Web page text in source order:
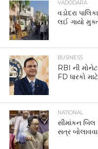
VADODARA
વડોદરા
લઈ ગાયો
BUSINESS
RBI ની
FD ધારકો
NATIONAL
સીમાંકન
સત્ર